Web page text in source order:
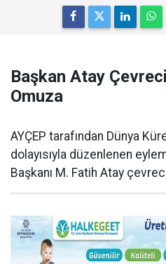
Başkan Atay
Omuza
AYÇEP tarafından Dünya
dolayısıyla düzenlenen
Başkanı M. Fatih Atay